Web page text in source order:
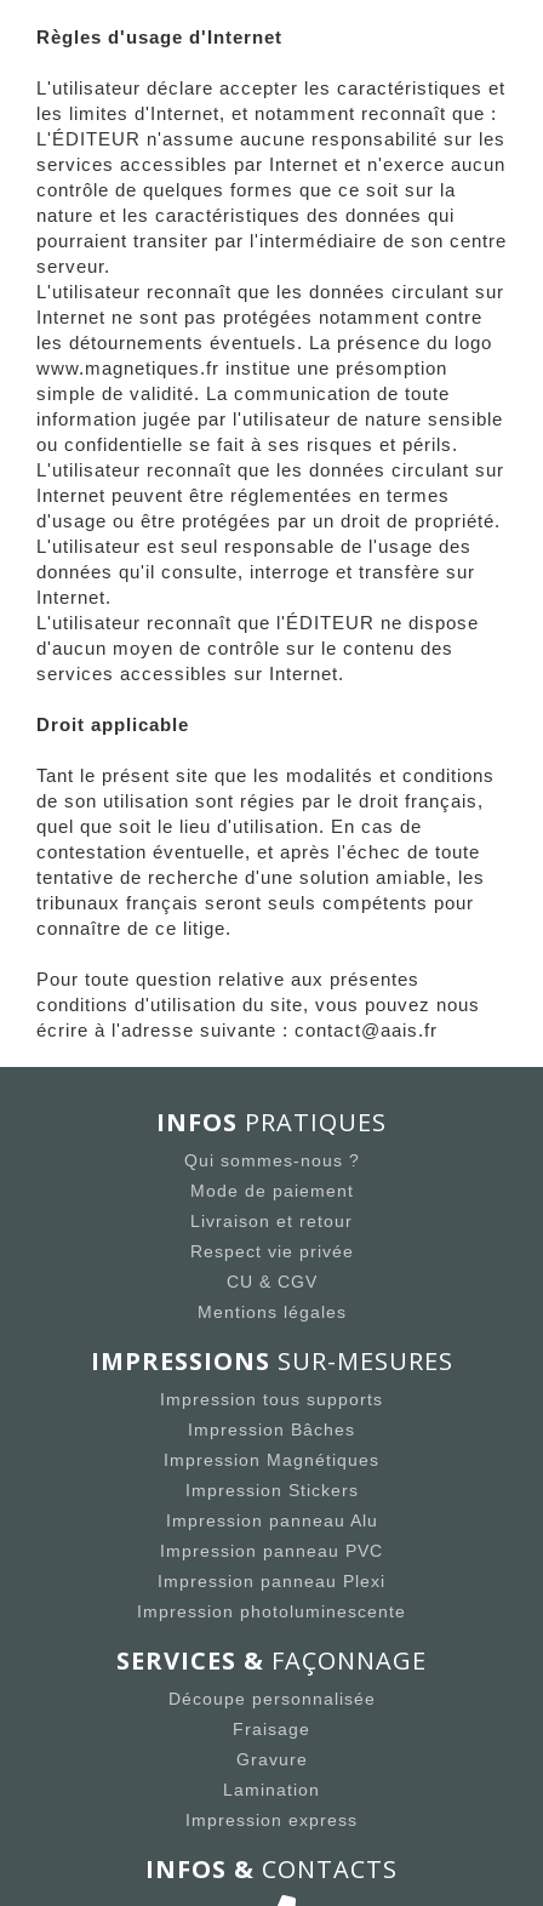
Règles d'usage d'Internet
L'utilisateur déclare accepter les caractéristiques et
les limites d'Internet, et notamment reconnaît que :
L'ÉDITEUR n'assume aucune responsabilité sur les
services accessibles par Internet et n'exerce aucun
contrôle de quelques formes que ce soit sur la
nature et les caractéristiques des données qui
pourraient transiter par l'intermédiaire de son centre
serveur.
L'utilisateur reconnaît que les données circulant sur
Internet ne sont pas protégées notamment contre
les détournements éventuels. La présence du logo
www.magnetiques.fr institue une présomption
simple de validité. La communication de toute
information jugée par l'utilisateur de nature sensible
ou confidentielle se fait à ses risques et périls.
L'utilisateur reconnaît que les données circulant sur
Internet peuvent être réglementées en termes
d'usage ou être protégées par un droit de propriété.
L'utilisateur est seul responsable de l'usage des
données qu'il consulte, interroge et transfère sur
Internet.
L'utilisateur reconnaît que l'ÉDITEUR ne dispose
d'aucun moyen de contrôle sur le contenu des
services accessibles sur Internet.
Droit applicable
Tant le présent site que les modalités et conditions
de son utilisation sont régies par le droit français,
quel que soit le lieu d'utilisation. En cas de
contestation éventuelle, et après l'échec de toute
tentative de recherche d'une solution amiable, les
tribunaux français seront seuls compétents pour
connaître de ce litige.
Pour toute question relative aux présentes
conditions d'utilisation du site, vous pouvez nous
écrire à l'adresse suivante : contact@aais.fr
INFOS PRATIQUES
Qui sommes-nous ?
Mode de paiement
Livraison et retour
Respect vie privée
CU & CGV
Mentions légales
IMPRESSIONS SUR-MESURES
Impression tous supports
Impression Bâches
Impression Magnétiques
Impression Stickers
Impression panneau Alu
Impression panneau PVC
Impression panneau Plexi
Impression photoluminescente
SERVICES & FAÇONNAGE
Découpe personnalisée
Fraisage
Gravure
Lamination
Impression express
INFOS & CONTACTS